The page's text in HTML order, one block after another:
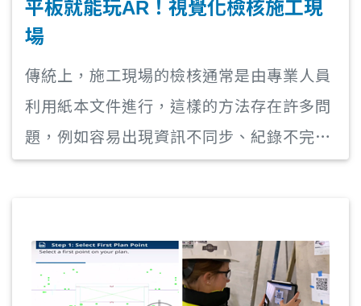
平板就能玩AR！視覺化檢核施工現
場
傳統上，施工現場的檢核通常是由專業人員
利用紙本文件進行，這樣的方法存在許多問
題，例如容易出現資訊不同步、紀錄不完
整、檢查遺漏等情況。而現在，隨著科技的
行虛擬檢核，Trimble Connect讓使用者能
夠將虛擬的BIM建築元件與實際的施工現場